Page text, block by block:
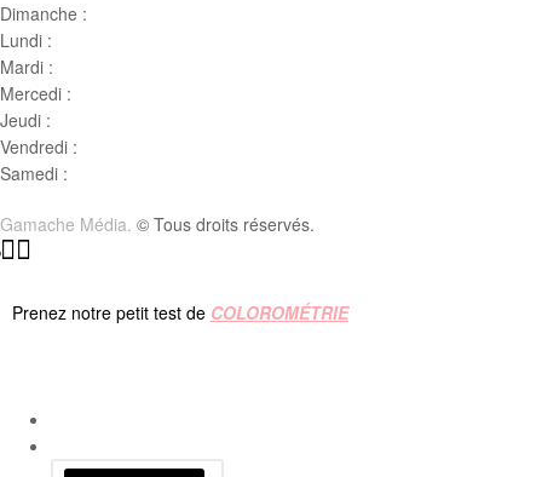
Dimanche :
Lundi :
Mardi :
Mercedi :
Jeudi :
Vendredi :
Samedi :
Gamache Média. © Tous droits réservés.
Prenez notre petit test de COLOROMÉTRIE